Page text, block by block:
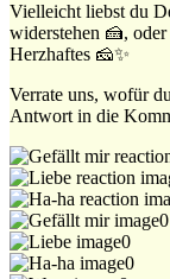
Vielleicht liebst du
widerstehen 🍰, oder
Herzhaftes 🧀✨
Verrate uns, wofür
Antwort in die
0
0
0